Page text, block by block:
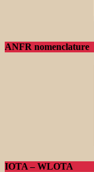
ANFR nomenclature
IOTA – WLOTA